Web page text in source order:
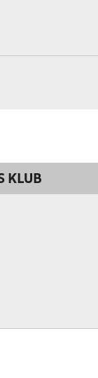
KLUB